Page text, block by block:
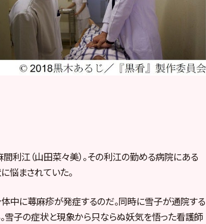
江（山田菜々美）。その利江の勤める病院にある
悩まされていた。
中に蕁麻疹が発症するのだ。同時に雪子が通院する
雪子の症状と現象から只ならぬ妖気を悟った看護師